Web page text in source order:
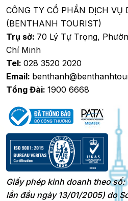
CÔNG TY CỔ PHẦN DỊCH
(BENTHANH TOURIST)
Trụ sở: 70 Lý Tự Trọng,
Chí Minh
Tel: 028 3520 2020
Email:
Tổng Đài: 1900 6668
Giấy phép kinh doanh theo số:
lần đầu ngày 13/01/2005) do